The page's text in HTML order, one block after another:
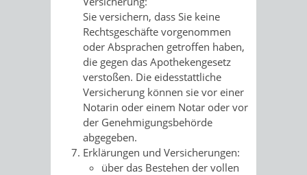
Sie versichern, dass Sie keine
Rechtsgeschäfte vorgenommen
oder Absprachen getroffen haben,
die gegen das Apothekengesetz
verstoßen. Die eidesstattliche
Versicherung können sie vor einer
Notarin oder einem Notar oder vor
der Genehmigungsbehörde
abgegeben.
Erklärungen und Versicherungen:
über das Bestehen der vollen